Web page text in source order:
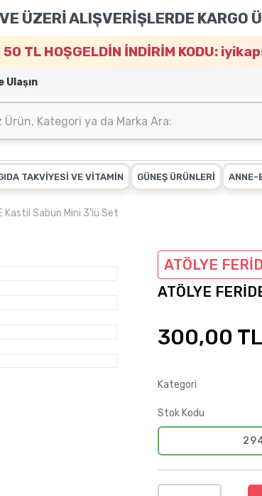
ÜZERİ ALIŞVERİŞLERDE KARGO
50 TL HOŞGELDİN İNDİRİM KODU:
TAKVİYESİ VE VİTAMİN GÜNEŞ ÜRÜNLERİ ANNE-
Kastil Sabun Mini 3'lü Set
ATÖLYE
ATÖLYE
300,00 TL
Kategori
Stok Kodu